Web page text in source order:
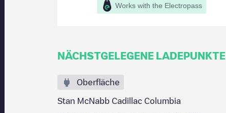
Works with the Electropass
NÄCHSTGELEGENE LADEPUNKTE
Oberfläche
Stan McNabb Cadillac Columbia